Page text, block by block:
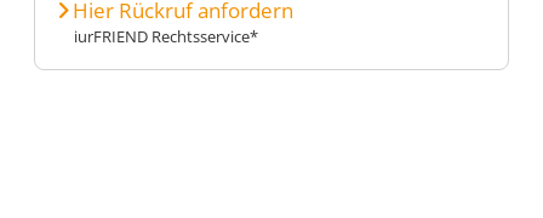
Hier Rückruf anfordern
iurFRIEND Rechtsservice*